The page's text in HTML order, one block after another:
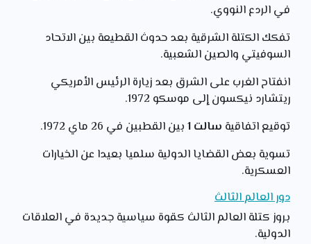
في الردع النووي.
تفكك الكتلة الشرقية بعد حدوث القطيعة بين الاتحاد
السوفيتي والصين الشعبية.
انفتاح الغرب على الشرق بعد زيارة الرئيس الأمريكي
ريتشارد نيكسون إلى موسكو 1972.
توقيع اتفاقية سالت 1 بين القطبين في 26 ماي 1972.
تسوية بعض القضايا الدولية سلميا بعيدا عن الخيارات
العسكرية.
دور العالم الثالث
بروز كتلة العالم الثالث كقوة سياسية جديدة في العلاقات
الدولية.